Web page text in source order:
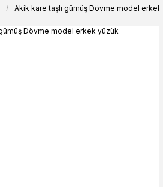
Akik kare taşlı gümüş Dövme model